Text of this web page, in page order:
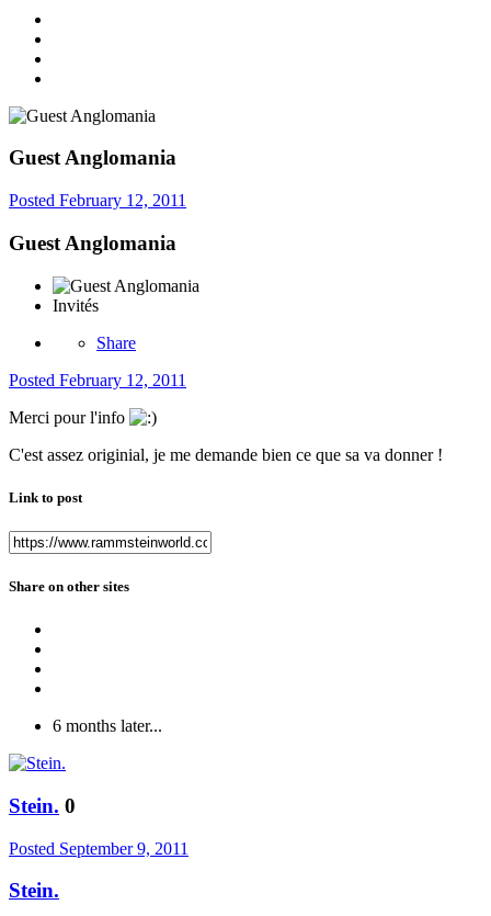
Guest Anglomania
Posted February 12, 2011
Guest Anglomania
Invités
Share
Posted February 12, 2011
Merci pour l'info
C'est assez originial, je me demande bien ce que sa va donner !
Link to post
Share on other sites
6 months later...
Stein. 0
Posted September 9, 2011
Stein.